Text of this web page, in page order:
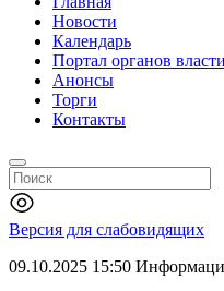
Новости
Календарь
Портал органов власти
Анонсы
Торги
Контакты
Версия для слабовидящих
09.10.2025 15:50